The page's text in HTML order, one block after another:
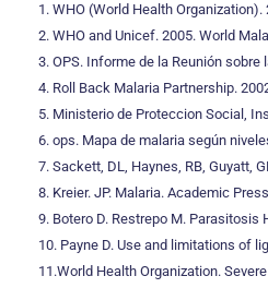
1. WHO (World Health
2. WHO and Unicef. 2005. World
3. OPS. Informe de la Reunión
4. Roll Back Malaria Partnership.
5. Ministerio de Proteccion Social,
6. ops. Mapa de malaria según
7. Sackett, DL, Haynes, RB, Guyatt,
8. Kreier. JP. Malaria. Academic
9. Botero D. Restrepo M. Parasitosis
10. Payne D. Use and limitations of
11.World Health Organization.